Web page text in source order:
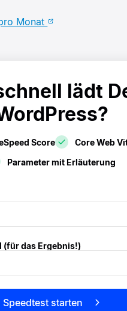
Monat
lädt
Score
Core Web
Parameter mit Erläuterung
(für das Ergebnis!)
Speedtest starten